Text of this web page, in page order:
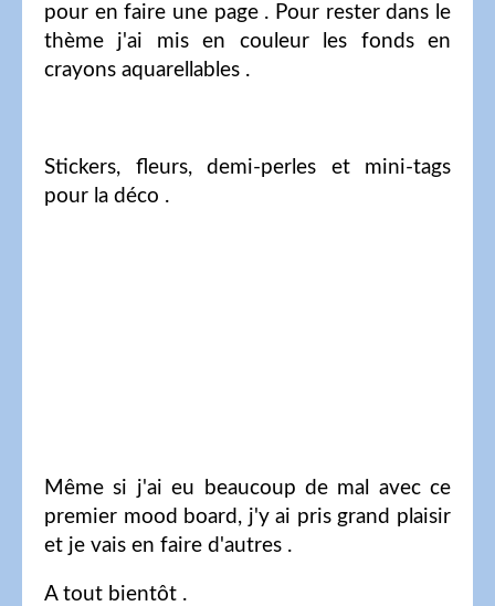
pour en faire une page . Pour rester dans le
thème j'ai mis en couleur les fonds en
crayons aquarellables .
Stickers, fleurs, demi-perles et mini-tags
pour la déco .
Même si j'ai eu beaucoup de mal avec ce
premier mood board, j'y ai pris grand plaisir
et je vais en faire d'autres .
A tout bientôt .